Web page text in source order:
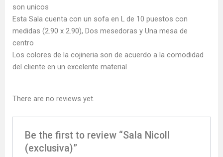
son unicos
Esta Sala cuenta con un sofa en L de 10 puestos con
medidas (2.90 x 2.90), Dos mesedoras y Una mesa de
centro
Los colores de la cojineria son de acuerdo a la comodidad
del cliente en un excelente material
There are no reviews yet.
Be the first to review “Sala Nicoll
(exclusiva)”